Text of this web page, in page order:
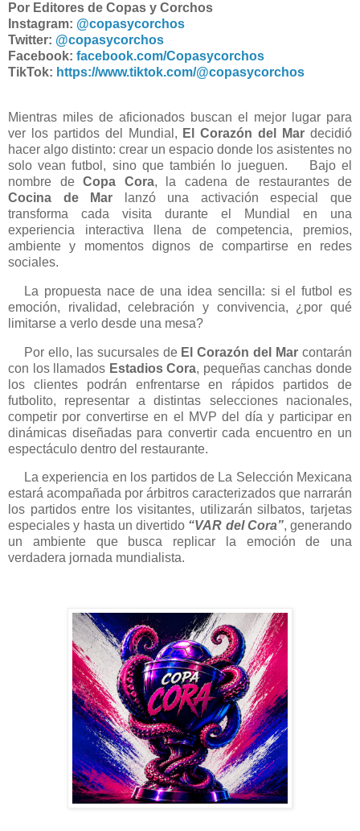
Por Editores de Copas y Corchos
Instagram: @copasycorchos
Twitter: @copasycorchos
Facebook: facebook.com/Copasycorchos
TikTok: https://www.tiktok.com/@copasycorchos
Mientras miles de aficionados buscan el mejor lugar para
ver los partidos del Mundial, El Corazón del Mar decidió
hacer algo distinto: crear un espacio donde los asistentes no
solo vean futbol, sino que también lo jueguen. Bajo el
nombre de Copa Cora, la cadena de restaurantes de
Cocina de Mar lanzó una activación especial que
transforma cada visita durante el Mundial en una
experiencia interactiva llena de competencia, premios,
ambiente y momentos dignos de compartirse en redes
sociales.
La propuesta nace de una idea sencilla: si el futbol es
emoción, rivalidad, celebración y convivencia, ¿por qué
limitarse a verlo desde una mesa?
Por ello, las sucursales de El Corazón del Mar contarán
con los llamados Estadios Cora, pequeñas canchas donde
los clientes podrán enfrentarse en rápidos partidos de
futbolito, representar a distintas selecciones nacionales,
competir por convertirse en el MVP del día y participar en
dinámicas diseñadas para convertir cada encuentro en un
espectáculo dentro del restaurante.
La experiencia en los partidos de La Selección Mexicana
estará acompañada por árbitros caracterizados que narrarán
los partidos entre los visitantes, utilizarán silbatos, tarjetas
especiales y hasta un divertido “VAR del Cora”, generando
un ambiente que busca replicar la emoción de una
verdadera jornada mundialista.